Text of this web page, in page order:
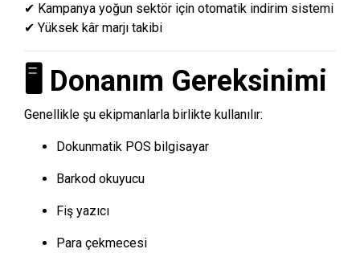
✔ Kampanya yoğun sektör için otomatik indirim sistemi
✔ Yüksek kâr marjı takibi
🖥️ Donanım Gereksinimi
Genellikle şu ekipmanlarla birlikte kullanılır:
Dokunmatik POS bilgisayar
Barkod okuyucu
Fiş yazıcı
Para çekmecesi